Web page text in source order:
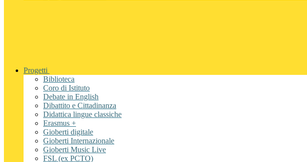
Progetti
Biblioteca
Coro di Istituto
Debate in English
Dibattito e Cittadinanza
Didattica lingue classiche
Erasmus +
Gioberti digitale
Gioberti Internazionale
Gioberti Music Live
FSL (ex PCTO)